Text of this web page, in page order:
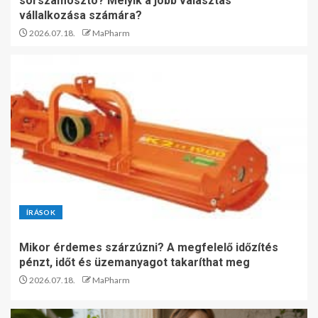
vállalkozása számára?
2026.07.18. MaPharm
ÍRÁSOK
Mikor érdemes szárzúzni? A megfelelő időzítés
pénzt, időt és üzemanyagot takaríthat meg
2026.07.18. MaPharm